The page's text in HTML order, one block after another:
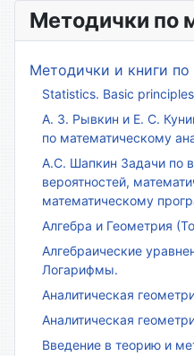
Методички по
Методички и книги по
Statistics. Basic
А. З. Рывкин и Е. С.
по математическому
А.С. Шапкин Задачи по
вероятностей,
математическому
Алгебра и Геометрия
Алгебраические
Логарифмы.
Аналитическая
Аналитическая
Введение в теорию и